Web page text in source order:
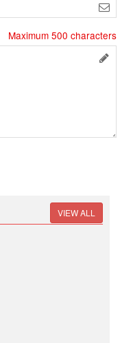
Maximum 500 characters
VIEW ALL